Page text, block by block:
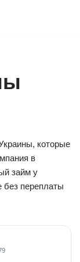
которые
в
займ у
без переплаты